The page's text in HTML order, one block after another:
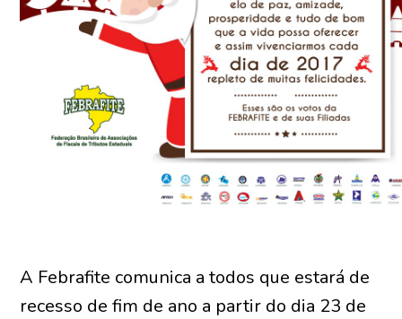
A Febrafite comunica a todos que estará de
recesso de fim de ano a partir do dia 23 de